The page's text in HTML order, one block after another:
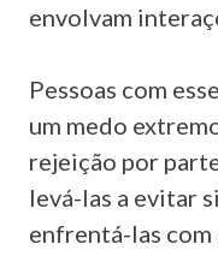
envolvam
Pessoas com
um medo
rejeição por
levá-las a evitar
enfrentá-las